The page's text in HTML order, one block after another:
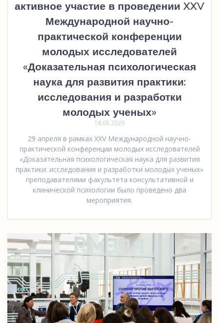
активное участие в проведении XXV
Международной научно-
практической конференции
молодых исследователей
«Доказательная психологическая
наука для развития практики:
исследования и разработки
молодых ученых»
18.05.2026
29 апреля в рамках XXV Международной научно-
практической конференции молодых исследователей
«Доказательная психологическая наука для развития
практики: исследования и разработки молодых ученых»
преподавателями факультета консультативной и
клинической психологии было проведено два
мероприятия.